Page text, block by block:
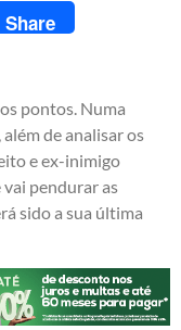
Share
pontos. Numa
de analisar os
e ex-inimigo
vai pendurar as
sido a sua última